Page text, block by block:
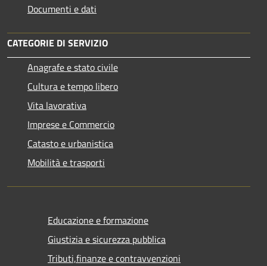
Documenti e dati
CATEGORIE DI SERVIZIO
Anagrafe e stato civile
Cultura e tempo libero
Vita lavorativa
Imprese e Commercio
Catasto e urbanistica
Mobilità e trasporti
Educazione e formazione
Giustizia e sicurezza pubblica
Tributi,finanze e contravvenzioni